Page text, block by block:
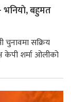
भनियाे, बहुमत
चुनावमा सक्रिय
केपी शर्मा ओलीको